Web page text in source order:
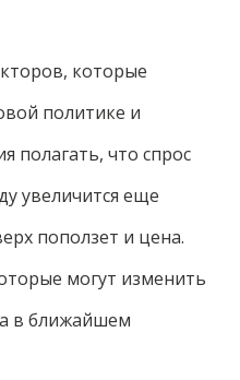
которые
политике и
полагать, что спрос
увеличится еще
поползет и цена.
могут изменить
в ближайшем